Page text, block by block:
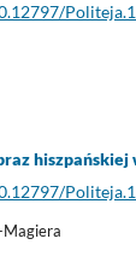
hiszpańskiej
Magiera